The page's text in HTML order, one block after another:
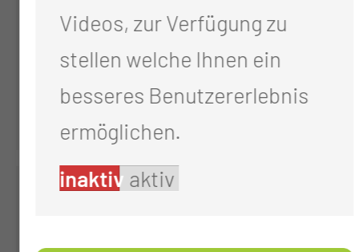
Berufungsmanagement
Tel.:
+49 355 46 2817
Per E-Mail kontaktieren
Videos, zur Verfügung zu
stellen welche Ihnen ein
besseres Benutzererlebnis
ermöglichen.
inaktiv aktiv